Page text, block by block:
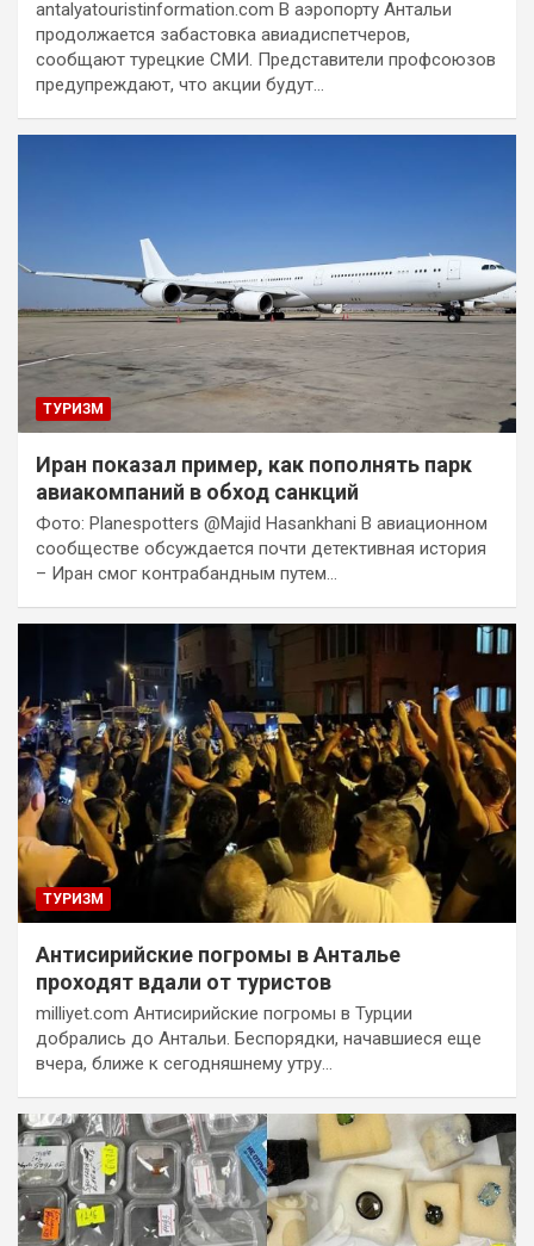
antalyatouristinformation.com В аэропорту Антальи
продолжается забастовка авиадиспетчеров,
сообщают турецкие СМИ. Представители профсоюзов
предупреждают, что акции будут…
ТУРИЗМ
Иран показал пример, как пополнять парк
авиакомпаний в обход санкций
Фото: Planespotters @Majid Hasankhani В авиационном
сообществе обсуждается почти детективная история
– Иран смог контрабандным путем…
ТУРИЗМ
Антисирийские погромы в Анталье
проходят вдали от туристов
milliyet.com Антисирийские погромы в Турции
добрались до Антальи. Беспорядки, начавшиеся еще
вчера, ближе к сегодняшнему утру…